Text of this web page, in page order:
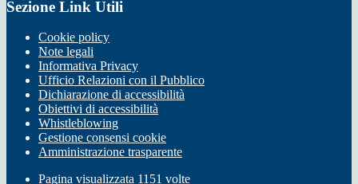
Sezione Link Utili
Cookie policy
Note legali
Informativa Privacy
Ufficio Relazioni con il Pubblico
Dichiarazione di accessibilità
Obiettivi di accessibilità
Whistleblowing
Gestione consensi cookie
Amministrazione trasparente
Pagina visualizzata 1151 volte